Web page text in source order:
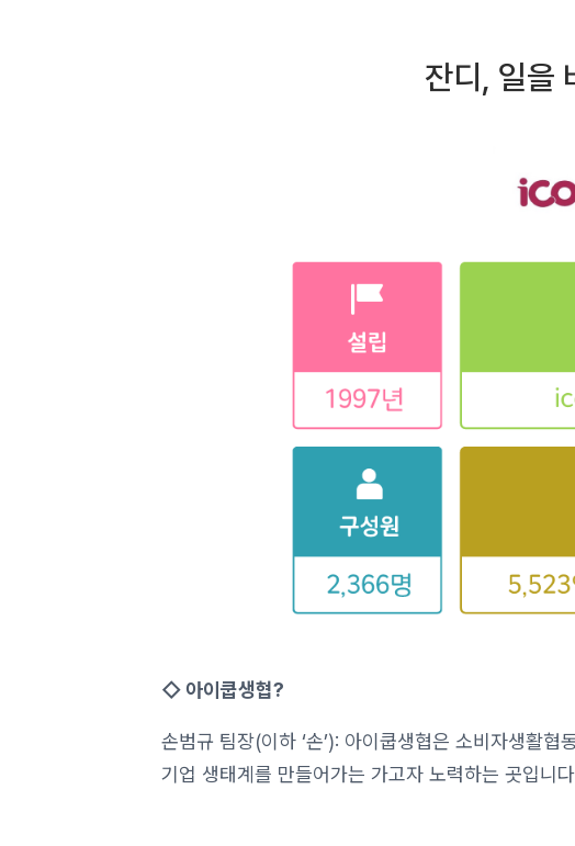
잔디, 일을
◇ 아이쿱생협?
손범규 팀장(이하 ‘손’): 아이쿱생협은 소비자생활
기업 생태계를 만들어가는 가고자 노력하는 곳입니